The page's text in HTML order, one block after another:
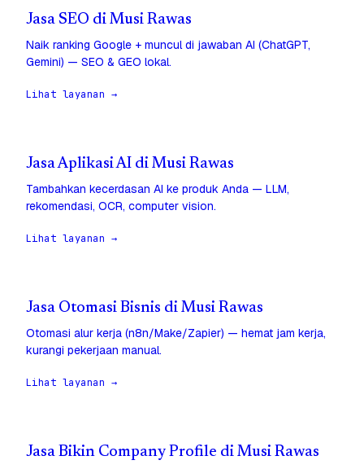
Jasa SEO di Musi Rawas
Naik ranking Google + muncul di jawaban AI (ChatGPT,
Gemini) — SEO & GEO lokal.
Lihat layanan →
Jasa Aplikasi AI di Musi Rawas
Tambahkan kecerdasan AI ke produk Anda — LLM,
rekomendasi, OCR, computer vision.
Lihat layanan →
Jasa Otomasi Bisnis di Musi Rawas
Otomasi alur kerja (n8n/Make/Zapier) — hemat jam kerja,
kurangi pekerjaan manual.
Lihat layanan →
Jasa Bikin Company Profile di Musi Rawas